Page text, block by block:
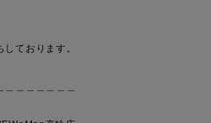
ております。